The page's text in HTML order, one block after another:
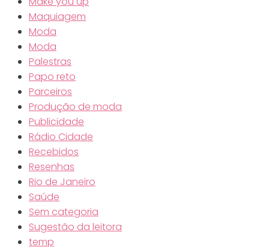
Maquiagem
Moda
Moda
Palestras
Papo reto
Parceiros
Produção de moda
Publicidade
Rádio Cidade
Recebidos
Resenhas
Rio de Janeiro
Saúde
Sem categoria
Sugestão da leitora
temp